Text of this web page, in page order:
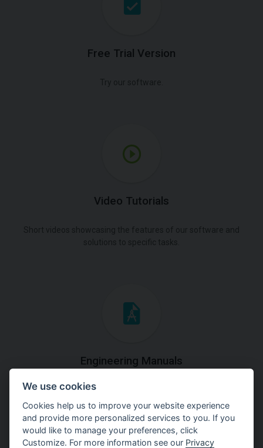
Free Trial Version
Video Tutorials
Engineering Manuals
Step by steps guides on how
to solve a specific tasks.
We use cookies
Cookies help us to improve your website experience
and provide more personalized services to you. If you
would like to manage your preferences, click
Customize. For more information see our Privacy